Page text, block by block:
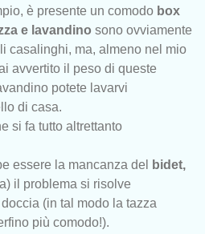
è presente un comodo box
e lavandino sono ovviamente
casalinghi, ma, almeno nel mio
avvertito il peso di queste
potete lavarvi
di casa.
si fa tutto altrettanto
essere la mancanza del
bidet,
il problema si risolve
(in tal modo la tazza
più comodo!).